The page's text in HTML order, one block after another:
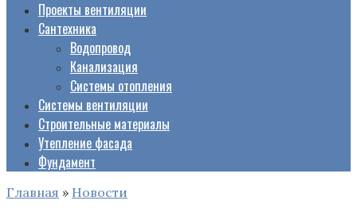
Проекты вентиляции
Сантехника
Водопровод
Канализация
Системы отопления
Системы вентиляции
Строительные материалы
Утепление фасада
Фундамент
Главная » Новости